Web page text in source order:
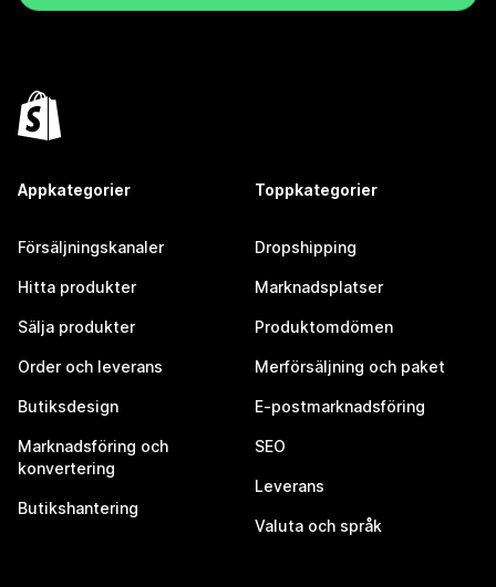
Appkategorier
Försäljningskanaler
Hitta produkter
Sälja produkter
Order och leverans
Butiksdesign
Marknadsföring och
konvertering
Butikshantering
Toppkategorier
Dropshipping
Marknadsplatser
Produktomdömen
Merförsäljning och paket
E-postmarknadsföring
SEO
Leverans
Valuta och språk